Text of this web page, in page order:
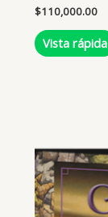
$110,000.00
Vista rápida